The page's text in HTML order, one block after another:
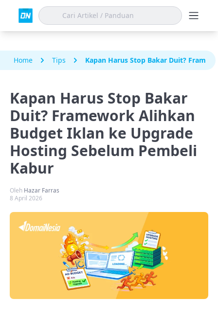
Home Tips Kapan Harus Stop Bakar Duit?
Kapan Harus Stop Bakar
Duit? Framework Alihkan
Budget Iklan ke Upgrade
Hosting Sebelum Pembeli
Kabur
Oleh Hazar Farras
8 April 2026